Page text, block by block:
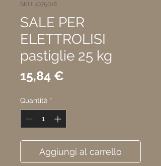
SKU: 1075018
SALE PER
ELETTROLISI
pastiglie 25 kg
15,84 €
Quantità *
Aggiungi al carrello